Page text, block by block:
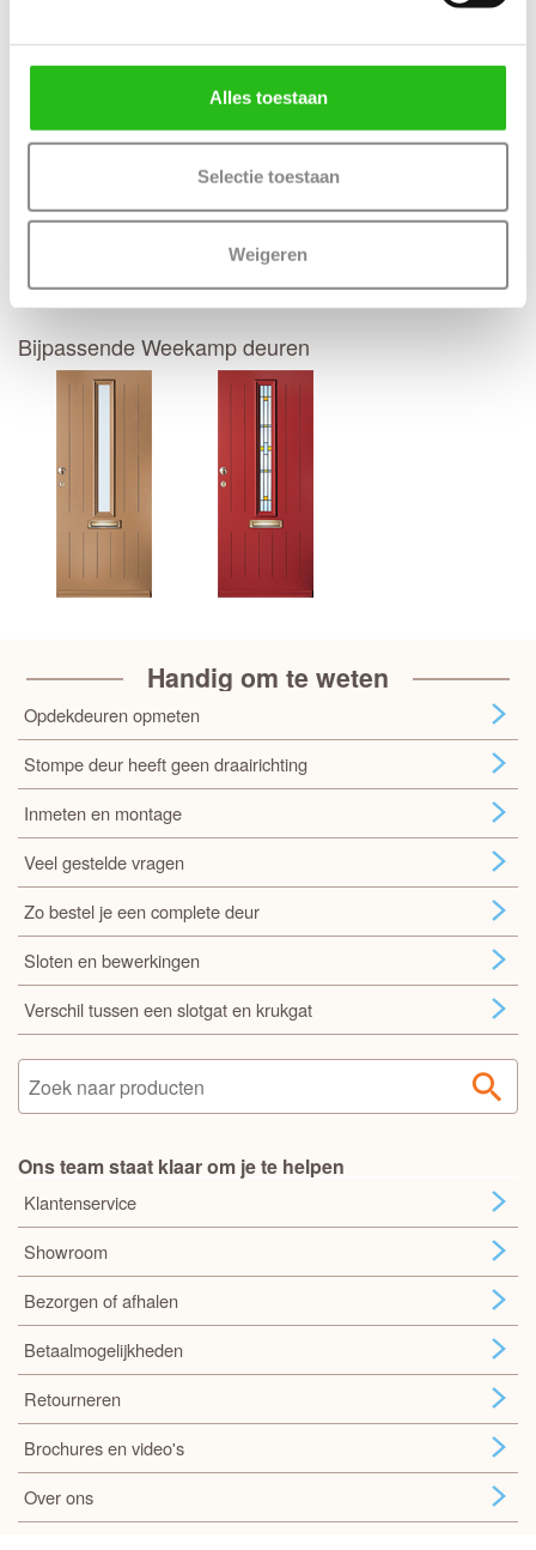
Alles toestaan
Selectie toestaan
Weigeren
Kenmerken Weekamp WK1312 Zonder glas
Maatwerk mogelijk: Ja, 50 werkdagen levertijd
Deur samenstellen
Terug
Bijpassende Weekamp deuren
Handig om te weten
Opdekdeuren opmeten
Stompe deur heeft geen draairichting
Inmeten en montage
Veel gestelde vragen
Zo bestel je een complete deur
Sloten en bewerkingen
Verschil tussen een slotgat en krukgat
Ons team staat klaar om je te helpen
Klantenservice
Showroom
Bezorgen of afhalen
Betaalmogelijkheden
Retourneren
Brochures en video's
Over ons